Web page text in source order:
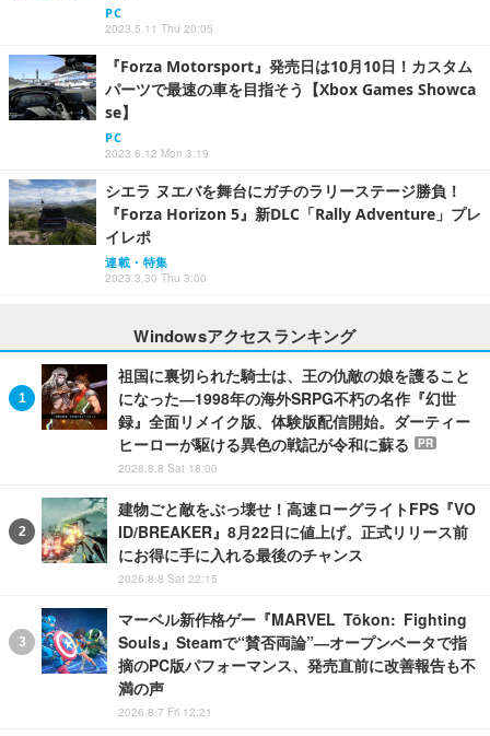
PC
2023.5.11 Thu 20:05
『Forza Motorsport』発売日は10月10日！カスタム
パーツで最速の車を目指そう【Xbox Games Showca
se】
PC
2023.6.12 Mon 3:19
シエラ ヌエバを舞台にガチのラリーステージ勝負！
『Forza Horizon 5』新DLC「Rally Adventure」プレ
イレポ
連載・特集
2023.3.30 Thu 3:00
Windowsアクセスランキング
祖国に裏切られた騎士は、王の仇敵の娘を護ること
になった―1998年の海外SRPG不朽の名作『幻世
録』全面リメイク版、体験版配信開始。ダーティー
ヒーローが駆ける異色の戦記が令和に蘇る
PR
2026.8.8 Sat 18:00
建物ごと敵をぶっ壊せ！高速ローグライトFPS『VO
ID/BREAKER』8月22日に値上げ。正式リリース前
にお得に手に入れる最後のチャンス
2026.8.8 Sat 22:15
マーベル新作格ゲー『MARVEL Tōkon: Fighting
Souls』Steamで“賛否両論”―オープンベータで指
摘のPC版パフォーマンス、発売直前に改善報告も不
満の声
2026.8.7 Fri 12:21